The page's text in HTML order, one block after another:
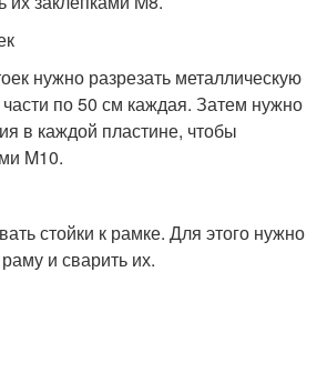
нужно разрезать металлическую
по 50 см каждая. Затем нужно
в каждой пластине, чтобы
M10.
стойки к рамке. Для этого нужно
и сварить их.